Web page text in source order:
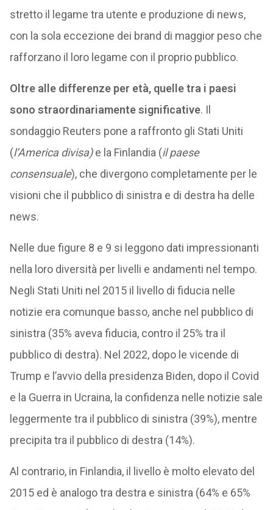
stretto il legame tra utente e produzione di news,
con la sola eccezione dei brand di maggior peso che
rafforzano il loro legame con il proprio pubblico.
Oltre alle differenze per età, quelle tra i paesi
sono straordinariamente significative. Il
sondaggio Reuters pone a raffronto gli Stati Uniti
(l’America divisa)e la Finlandia (il paese
consensuale), che divergono completamente per le
visioni che il pubblico di sinistra e di destra ha delle
news.
Nelle due figure 8 e 9 si leggono dati impressionanti
nella loro diversità per livelli e andamenti nel tempo.
Negli Stati Uniti nel 2015 il livello di fiducia nelle
notizie era comunque basso, anche nel pubblico di
sinistra (35% aveva fiducia, contro il 25% tra il
pubblico di destra). Nel 2022, dopo le vicende di
Trump e l’avvio della presidenza Biden, dopo il Covid
e la Guerra in Ucraina, la confidenza nelle notizie sale
leggermente tra il pubblico di sinistra (39%), mentre
precipita tra il pubblico di destra (14%).
Al contrario, in Finlandia, il livello è molto elevato del
2015 ed è analogo tra destra e sinistra (64% e 65%